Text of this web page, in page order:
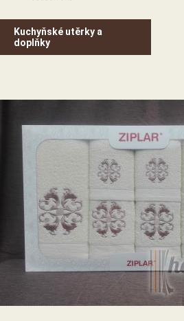
Kuchyňské utěrky a
doplňky